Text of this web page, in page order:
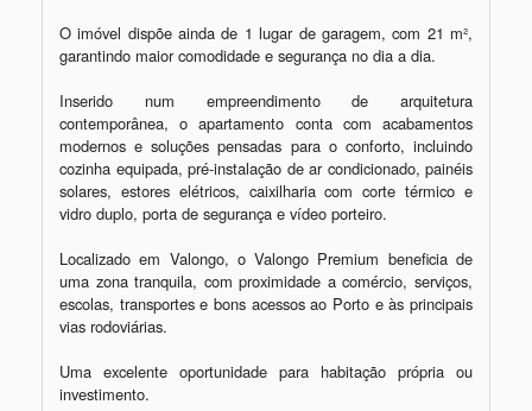
O imóvel dispõe ainda de 1 lugar de garagem, com 21 m²,
garantindo maior comodidade e segurança no dia a dia.
Inserido num empreendimento de arquitetura
contemporânea, o apartamento conta com acabamentos
modernos e soluções pensadas para o conforto, incluindo
cozinha equipada, pré-instalação de ar condicionado, painéis
solares, estores elétricos, caixilharia com corte térmico e
vidro duplo, porta de segurança e vídeo porteiro.
Localizado em Valongo, o Valongo Premium beneficia de
uma zona tranquila, com proximidade a comércio, serviços,
escolas, transportes e bons acessos ao Porto e às principais
vias rodoviárias.
Uma excelente oportunidade para habitação própria ou
investimento.